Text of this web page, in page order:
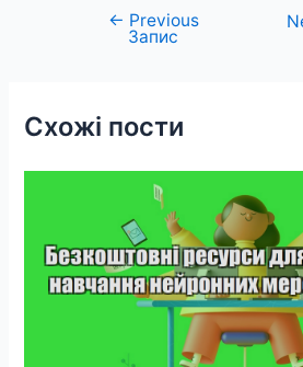
Навігація
← Previous
Запис
Схожі пости